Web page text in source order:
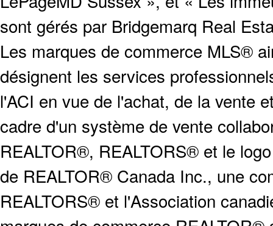
sont gérés par Bridgemarq Real
Les marques de commerce MLS®
désignent les services
l'ACI en vue de l'achat, de la vente
cadre d'un système de vente
REALTOR®, REALTORS® et le
de REALTOR® Canada Inc., une
REALTORS® et l'Association